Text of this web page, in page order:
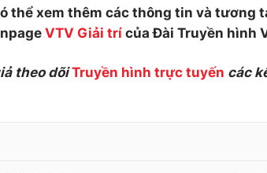
thể xem thêm các thông tin và
VTV Giải trí của Đài Truyền hình
theo dõiTruyền hình trực tuyến các